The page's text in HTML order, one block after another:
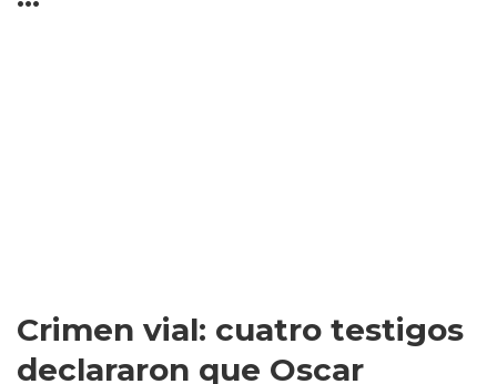
Crimen vial: cuatro testigos
declararon que Oscar